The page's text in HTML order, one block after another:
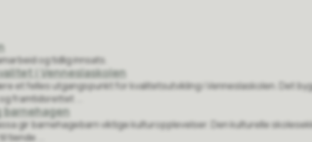
og tidlig innsats.
i Venneslaskolen
et felles utgangspunkt for kvalitetsutvikling i Venneslaskolen. Det
framtidsrettet ...
barnehagen
gir barnehagebarn viktige kulturopplevelser. Den kulturelle
...